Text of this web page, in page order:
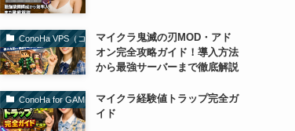
ConoHa VPS（コノハVPS）マイクラ鬼滅の刃MOD・アド
オン完全攻略ガイド！導入方法
から最強サーバーまで徹底解説
ConoHa for GAME（コノハforゲーム）マイクラ経験値トラップ完全ガ
イド